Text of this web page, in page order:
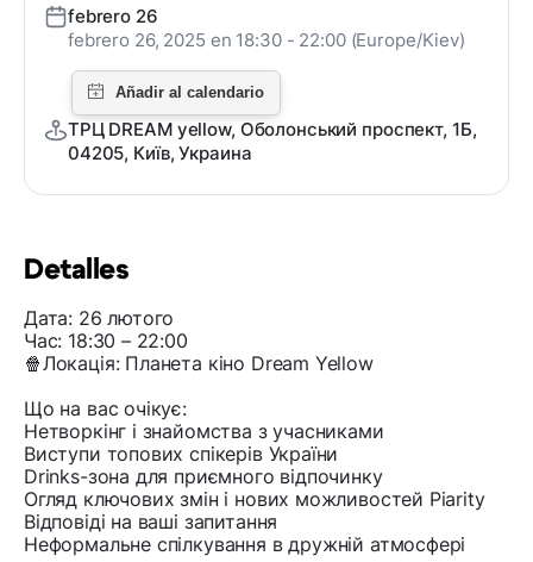
Detalles
Дата: 26 лютого
Час: 18:30 – 22:00
🍿Локація: Планета кіно Dream Yellow
Що на вас очікує:
Нетворкінг і знайомства з учасниками
Виступи топових спікерів України
Drinks-зона для приємного відпочинку
Огляд ключових змін і нових можливостей Piarity
Відповіді на ваші запитання
Неформальне спілкування в дружній атмосфері
febrero 26
febrero 26, 2025 en 18:30 - 22:00 (Europe/Kiev)
ТРЦ DREAM yellow, Оболонський проспект, 1Б,
04205, Київ, Украина